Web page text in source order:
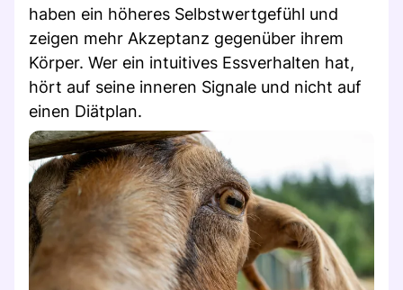
haben ein höheres Selbstwertgefühl und
zeigen mehr Akzeptanz gegenüber ihrem
Körper. Wer ein intuitives Essverhalten hat,
hört auf seine inneren Signale und nicht auf
einen Diätplan.